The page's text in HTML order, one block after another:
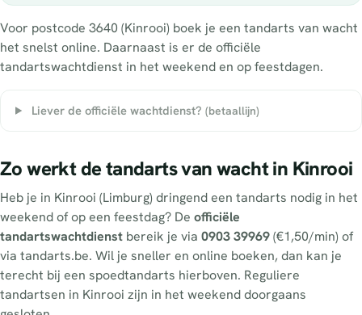
Voor postcode 3640 (Kinrooi) boek je een tandarts van wacht
het snelst online. Daarnaast is er de officiële
tandartswachtdienst in het weekend en op feestdagen.
Liever de officiële wachtdienst? (betaallijn)
Zo werkt de tandarts van wacht in Kinrooi
Heb je in Kinrooi (Limburg) dringend een tandarts nodig in het
weekend of op een feestdag? De officiële
tandartswachtdienst bereik je via 0903 39969(€1,50/min) of
via tandarts.be. Wil je sneller en online boeken, dan kan je
terecht bij een spoedtandarts hierboven. Reguliere
tandartsen in Kinrooi zijn in het weekend doorgaans